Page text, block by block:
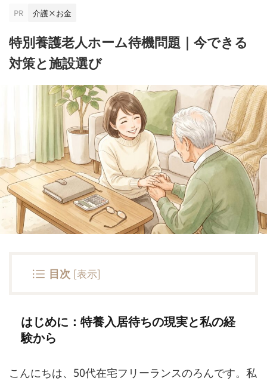
PR
介護×お金
特別養護老人ホーム待機問題｜今できる
対策と施設選び
目次 [表示]
はじめに：特養入居待ちの現実と私の経
験から
こんにちは、50代在宅フリーランスのろんです。私